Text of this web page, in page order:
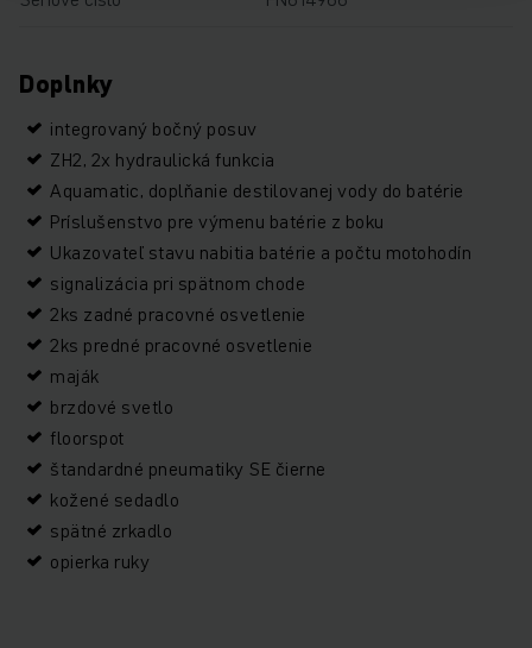
Doplnky
integrovaný bočný posuv
ZH2, 2x hydraulická funkcia
Aquamatic, doplňanie destilovanej vody do batérie
Príslušenstvo pre výmenu batérie z boku
Ukazovateľ stavu nabitia batérie a počtu motohodín
signalizácia pri spätnom chode
2ks zadné pracovné osvetlenie
2ks predné pracovné osvetlenie
maják
brzdové svetlo
floorspot
štandardné pneumatiky SE čierne
kožené sedadlo
spätné zrkadlo
opierka ruky